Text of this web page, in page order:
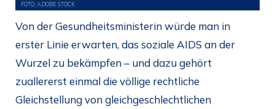
FOTO: ADOBE STOCK
Von der Gesundheitsministerin würde man in
erster Linie erwarten, das soziale AIDS an der
Wurzel zu bekämpfen – und dazu gehört
zuallererst einmal die völlige rechtliche
Gleichstellung von gleichgeschlechtlichen